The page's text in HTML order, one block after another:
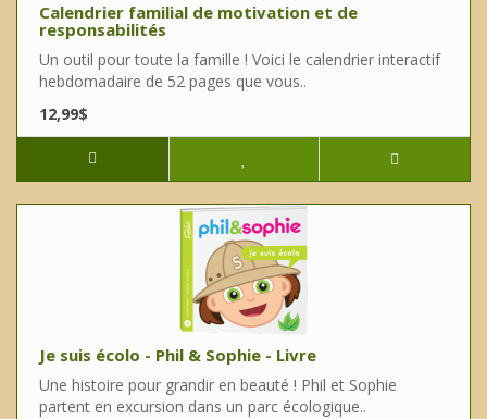
Calendrier familial de motivation et de
responsabilités
Un outil pour toute la famille ! Voici le calendrier interactif
hebdomadaire de 52 pages que vous..
12,99$
Je suis écolo - Phil & Sophie - Livre
Une histoire pour grandir en beauté ! Phil et Sophie
partent en excursion dans un parc écologique..